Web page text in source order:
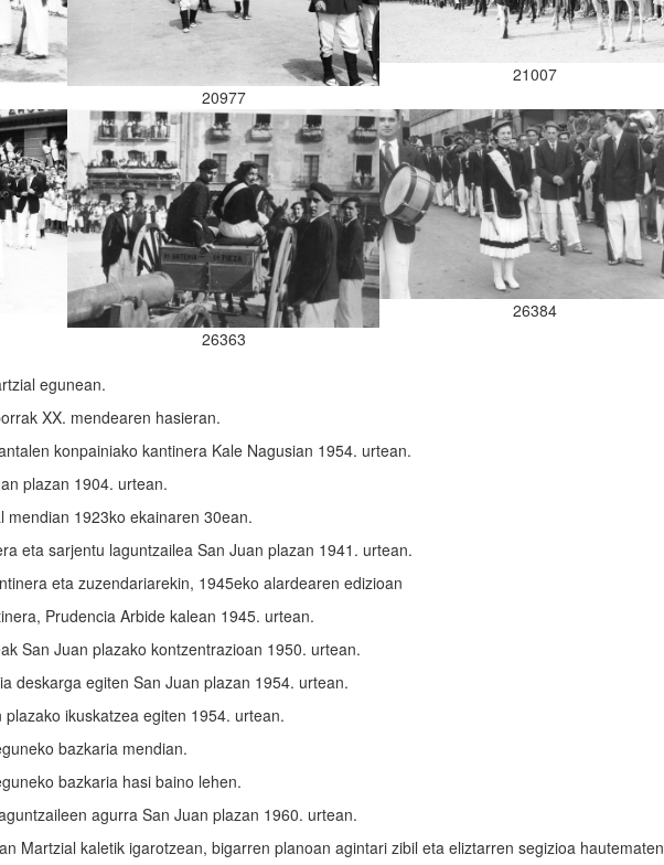
20977
21007
26363
26384
egunean.
XX. mendearen hasieran.
konpainiako kantinera Kale Nagusian 1954. urtean.
plazan 1904. urtean.
1923ko ekainaren 30ean.
eta sarjentu laguntzailea San Juan plazan 1941. urtean.
eta zuzendariarekin, 1945eko alardearen edizioan
Prudencia Arbide kalean 1945. urtean.
San Juan plazako kontzentrazioan 1950. urtean.
deskarga egiten San Juan plazan 1954. urtean.
ikuskatzea egiten 1954. urtean.
bazkaria mendian.
bazkaria hasi baino lehen.
agurra San Juan plazan 1960. urtean.
Martzial kaletik igarotzean, bigarren planoan agintari zibil eta eliztarren segizioa hautematen